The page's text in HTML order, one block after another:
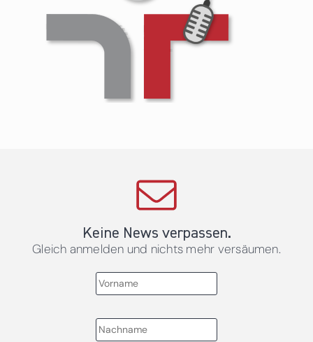
Keine News verpassen.
Gleich anmelden und nichts mehr versäumen.